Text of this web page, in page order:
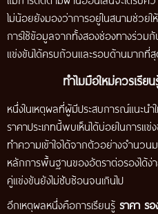
ไม่น้อยยังมองว่าการอยู่ในสนามช่วยใ
การใช้ข้อมูลจากทั้งสองช่องทางร่วมกั
แข่งขันได้ครบถ้วนและรอบด้านมากที่
ทำไมมือใหม่ควรเรีย
หนึ่งในเหตุผลที่ผู้มีประสบการณ์แนะน
ราคาประเภทนี้พบเห็นได้บ่อยในการแ
ทำความเข้าใจได้จากตัวอย่างจำนวน
หลักการพื้นฐานของอัตราต่อรองได้ง่
คู่แข่งขันยังไม่ซับซ้อนจนเกินไป
อีกเหตุผลหนึ่งคือการเรียนรู้ ราคา ร